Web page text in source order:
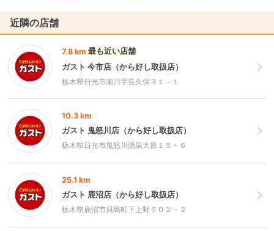
近隣の店舗
7.8 km 最も近い店舗
ガスト 今市店（から好し取扱店）
栃木県日光市瀬川字長久保３１－１
10.3 km
ガスト 鬼怒川店（から好し取扱店）
栃木県日光市鬼怒川温泉大原１５－６
25.1 km
ガスト 鹿沼店（から好し取扱店）
栃木県鹿沼市貝島町下上野５０２－２